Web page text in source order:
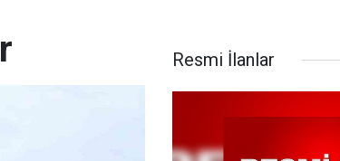
Resmi İlanlar